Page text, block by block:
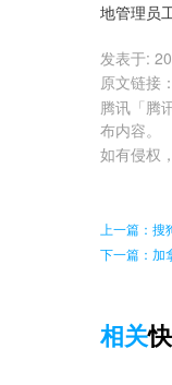
地管理员
发表于:
原文链接 ：
腾讯「腾
布内容。
如有侵权
上一篇：
下一篇：加
相关